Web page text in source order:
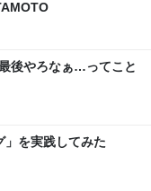
後やろなぁ…ってこと
を実践してみた